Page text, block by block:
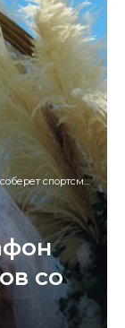
в Геленджике в эти выходные
со